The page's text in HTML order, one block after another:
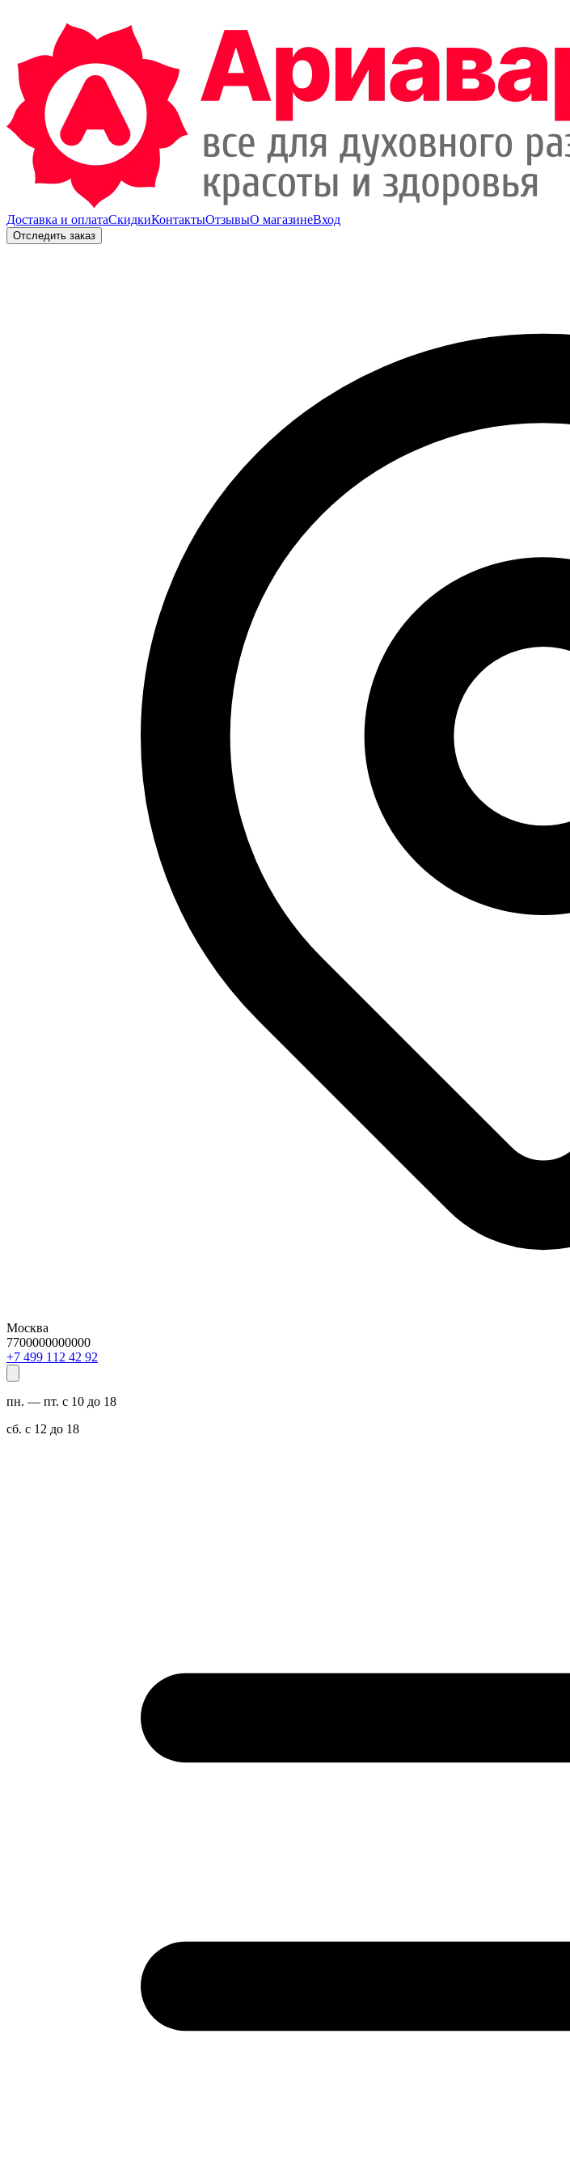
Доставка и оплатаСкидкиКонтактыОтзывыО магазинеВход
Отследить заказ
Москва
7700000000000
29 24 211 994 7+
пн. — пт. с 10 до 18
сб. с 12 до 18